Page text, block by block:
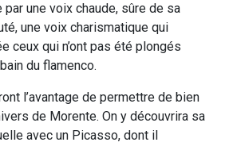
une voix chaude, sûre de sa
une voix charismatique qui
ceux qui n’ont pas été plongés
du flamenco.
l’avantage de permettre de bien
de Morente. On y découvrira sa
avec un Picasso, dont il